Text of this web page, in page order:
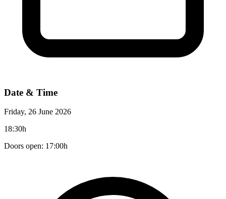
Date & Time
Friday, 26 June 2026
18:30h
Doors open: 17:00h